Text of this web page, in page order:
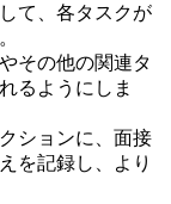
て、各タスクが
その他の関連タ
るようにしま
ションに、面接
を記録し、より